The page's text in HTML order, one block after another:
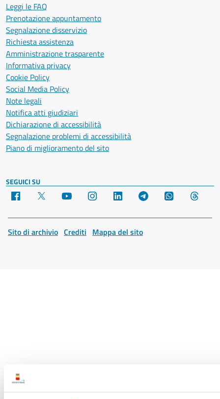
Leggi le FAQ
Prenotazione appuntamento
Segnalazione disservizio
Richiesta assistenza
Amministrazione trasparente
Informativa privacy
Cookie Policy
Social Media Policy
Note legali
Notifica atti giudiziari
Dichiarazione di accessibilità
Segnalazione problemi di accessibilità
Piano di miglioramento del sito
SEGUICI SU
Facebook YouTube Instagram LinkedIn Telegram WhatsApp
Sito di archivio Crediti Mappa del sito